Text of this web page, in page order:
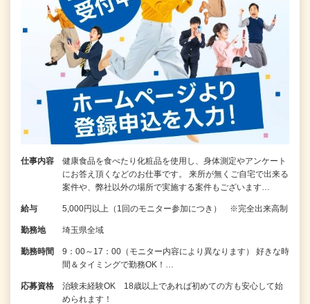
仕事内容
健康食品を食べたり化粧品を使用し、身体測定やアンケート
にお答え頂くなどのお仕事です。 来所が無くご自宅で出来る
案件や、弊社以外の場所で実施する案件もございます…
給与 5,000円以上（1回のモニター参加につき） ※完全出来高制
勤務地 埼玉県全域
勤務時間
9：00～17：00（モニター内容により異なります） 好きな時
間＆タイミングで勤務OK！…
応募資格
治験未経験OK 18歳以上であれば初めての方も安心して始
められます！